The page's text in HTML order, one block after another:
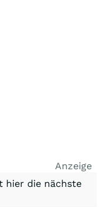
Anzeige
hier die nächste